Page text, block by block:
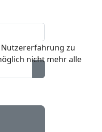
Passwort
Nutzererfahrung zu
nicht mehr alle